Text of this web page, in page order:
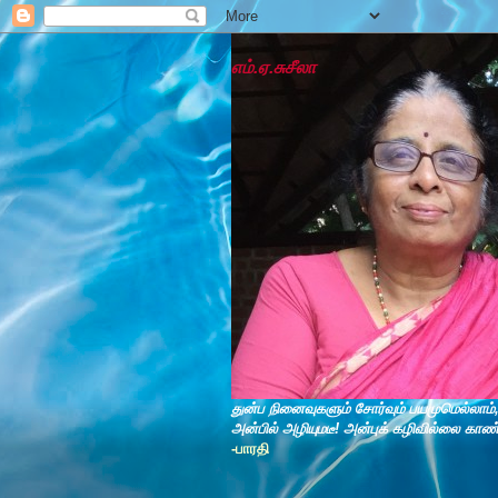
எம்.ஏ.சுசீலா
துன்ப நினைவுகளும் சோர்வும் பயமுமெல்லாம்,
அன்பில் அழியுமடீ! அன்புக் கழிவில்லை காண்
-பாரதி